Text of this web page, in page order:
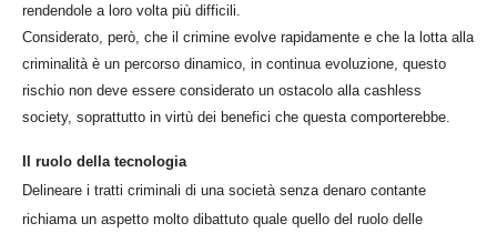
rendendole a loro volta più difficili.
Considerato, però, che il crimine evolve rapidamente e che la lotta alla
criminalità è un percorso dinamico, in continua evoluzione, questo
rischio non deve essere considerato un ostacolo alla cashless
society, soprattutto in virtù dei benefici che questa comporterebbe.
Il ruolo della tecnologia
Delineare i tratti criminali di una società senza denaro contante
richiama un aspetto molto dibattuto quale quello del ruolo delle